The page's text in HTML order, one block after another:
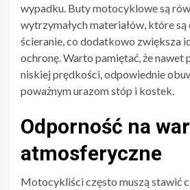
wypadku. Buty motocyklowe są
wytrzymałych materiałów, które są
ścieranie, co dodatkowo zwiększa
ochronę. Warto pamiętać, że nawet
niskiej prędkości, odpowiednie
poważnym urazom stóp i kostek.
Odporność na
atmosferyczne
Motocykliści często muszą stawić